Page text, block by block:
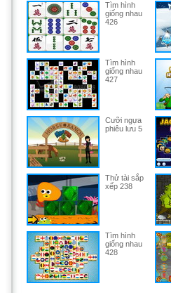
Tìm hình
giống nhau
426
Tìm hình
giống nhau
427
Cưỡi ngựa
phiêu lưu 5
Thử tài sắp
xếp 238
Tìm hình
giống nhau
428